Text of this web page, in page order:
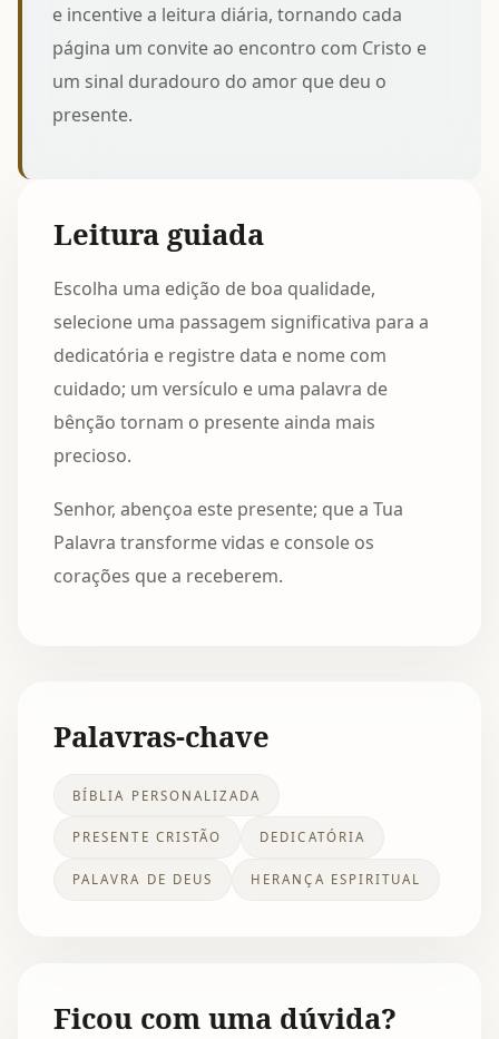
e incentive a leitura diária, tornando cada
página um convite ao encontro com Cristo e
um sinal duradouro do amor que deu o
presente.
Leitura guiada
Escolha uma edição de boa qualidade,
selecione uma passagem significativa para a
dedicatória e registre data e nome com
cuidado; um versículo e uma palavra de
bênção tornam o presente ainda mais
precioso.
Senhor, abençoa este presente; que a Tua
Palavra transforme vidas e console os
corações que a receberem.
Palavras-chave
BÍBLIA PERSONALIZADA
PRESENTE CRISTÃO DEDICATÓRIA
PALAVRA DE DEUS HERANÇA ESPIRITUAL
Ficou com uma dúvida?